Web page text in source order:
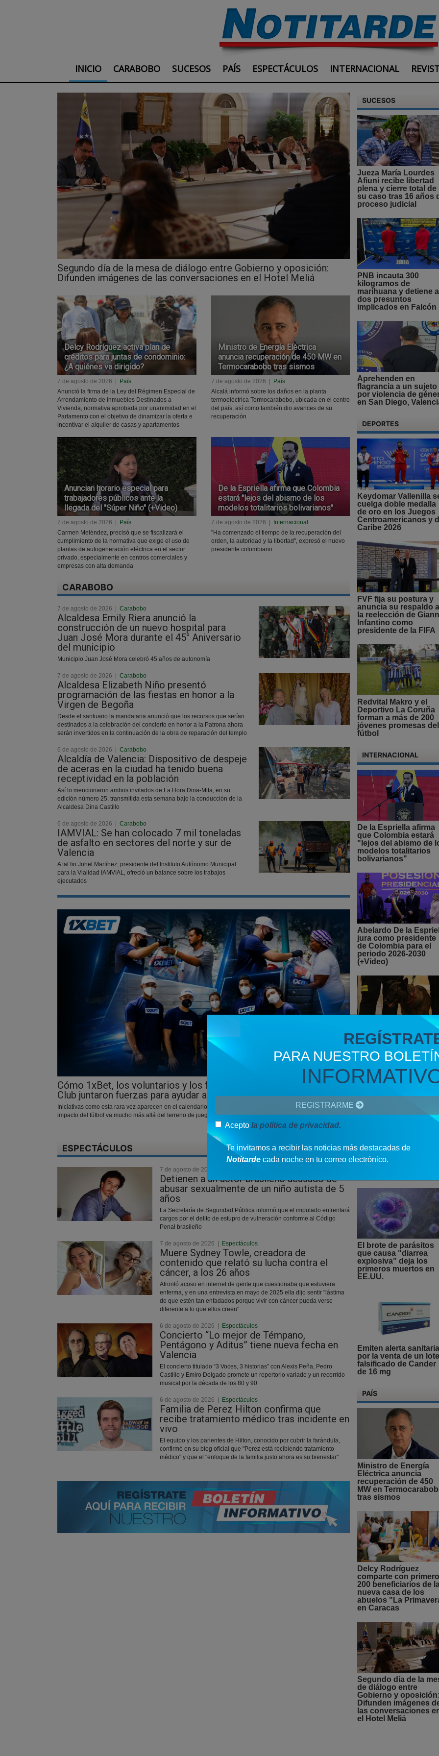
INICIO CARABOBO SUCESOS PAÍS ESPECTÁCULOS INTERNACIONAL
Segundo día de la mesa de diálogo entre Gobierno y oposición:
Difunden imágenes de las conversaciones en el Hotel Meliá
Delcy Rodríguez activa plan de
créditos para juntas de condominio:
¿A quiénes va dirigido?
7 de agosto de 2026 | País
Anunció la firma de la Ley del Régimen Especial de
Arrendamiento de Inmuebles Destinados a
Vivienda, normativa aprobada por unanimidad en el
Parlamento con el objetivo de dinamizar la oferta e
incentivar el alquiler de casas y apartamentos
Ministro de Energía Eléctrica
anuncia recuperación de 450 MW en
Termocarabobo tras sismos
7 de agosto de 2026 | País
Alcalá informó sobre los daños en la planta
termoeléctrica Termocarabobo, ubicada en el centro
del país, así como también dio avances de su
recuperación
Anuncian horario especial para
trabajadores públicos ante la
llegada del "Súper Niño" (+Video)
7 de agosto de 2026
País
Carmen Meléndez, precisó que se fiscalizará el
cumplimiento de la normativa que exige el uso de
plantas de autogeneración eléctrica en el sector
privado, especialmente en centros comerciales y
empresas con alta demanda
De la Espriella afirma que Colombia
estará "lejos del abismo de los
modelos totalitarios bolivarianos"
7 de agosto de 2026
Internacional
"Ha comenzado el tiempo de la recuperación del
orden, la autoridad y la libertad", expresó el nuevo
presidente colombiano
CARABOBO
7 de agosto de 2026 Carabobo
Alcaldesa Emily Riera anunció la
construcción de un nuevo hospital para
Juan José Mora durante el 45° Aniversario
del municipio
Municipio Juan José Mora celebró 45 años de autonomía
7 de agosto de 2026 Carabobo
Alcaldesa Elizabeth Niño presentó
programación de las fiestas en honor a la
Virgen de Begoña
Desde el santuario la mandataria anunció que los recursos que serían
destinados a la celebración del concierto en honor a la Patrona ahora
serán invertidos en la continuación de la obra de reparación del templo
6 de agosto de 2026 Carabobo
Alcaldía de Valencia: Dispositivo de despeje
de aceras en la ciudad ha tenido buena
receptividad en la población
Así lo mencionaron ambos invitados de La Hora Dina-Mita, en su
edición número 25, transmitida esta semana bajo la conducción de la
Alcaldesa Dina Castillo
6 de agosto de 2026 Carabobo
IAMVIAL: Se han colocado 7 mil toneladas
de asfalto en sectores del norte y sur de
Valencia
A tal fin Johel Martínez, presidente del Instituto Autónomo Municipal
para la Vialidad IAMVIAL, ofreció un balance sobre los trabajos
ejecutados
Cómo 1xBet, los voluntarios y los futbolistas del Caracas Fútbol
Club juntaron fuerzas para ayudar a las familias de Venezuela
Iniciativas como esta rara vez aparecen en el calendario deportivo, pero son un claro recordatorio de que el
impacto del fútbol va mucho más allá del terreno de juego
ESPECTÁCULOS
7 de agosto de 2026
Detienen a un actor brasileño acusado de
abusar sexualmente de un niño autista de 5
años
La Secretaría de Seguridad Pública informó que el imputado enfrentará
cargos por el delito de estupro de vulneración conforme al Código
Penal brasileño
7 de agosto de 2026 | Espectáculos
Muere Sydney Towle, creadora de
contenido que relató su lucha contra el
cáncer, a los 26 años
Afrontó acoso en internet de gente que cuestionaba que estuviera
enferma, y en una entrevista en mayo de 2025 ella dijo sentir "lástima
de que estén tan enfadados porque vivir con cáncer pueda verse
diferente a lo que ellos creen"
6 de agosto de 2026 | Espectáculos
Concierto “Lo mejor de Témpano,
Pentágono y Aditus” tiene nueva fecha en
Valencia
El concierto titulado “3 Voces, 3 historias” con Alexis Peña, Pedro
Castillo y Emiro Delgado promete un repertorio variado y un recorrido
musical por la década de los 80 y 90
6 de agosto de 2026 | Espectáculos
Familia de Perez Hilton confirma que
recibe tratamiento médico tras incidente en
vivo
El equipo y los parientes de Hilton, conocido por cubrir la farándula,
confirmó en su blog oficial que "Perez está recibiendo tratamiento
médico" y que el "enfoque de la familia justo ahora es su bienestar"
SUCESOS
Jueza María Lourdes
Afiuni recibe libertad
plena y cierre total de
su caso tras 16 años
proceso judicial
PNB incauta 300
kilogramos de
marihuana y detiene a
dos presuntos
implicados en Falcón
Aprehenden en
flagrancia a un sujeto
por violencia de
en San Diego,
DEPORTES
Keydomar Vallenilla
cuelga doble medalla
de oro en los Juegos
Centroamericanos y
Caribe 2026
FVF fija su postura y
anuncia su respaldo a
la reelección de
Infantino como
presidente de la FIFA
Redvital Makro y el
Deportivo La Coruña
forman a más de 200
jóvenes promesas del
fútbol
INTERNACIONAL
De la Espriella afirma
que Colombia estará
"lejos del abismo de
modelos totalitarios
bolivarianos"
Abelardo De la
jura como presidente
de Colombia para el
periodo 2026-2030
(+Video)
Murió Luka, la perrita
rescate española que
buscó víctimas tras
terremotos en
SALUD
HOPE habilita
El brote de parásitos
que causa "diarrea
explosiva" deja los
primeros muertos en
EE.UU.
Emiten alerta sanitaria
por la venta de un lote
falsificado de Cander
de 16 mg
PAÍS
Ministro de Energía
Eléctrica anuncia
recuperación de 450
MW en
tras sismos
Delcy Rodríguez
comparte con
200 beneficiarios de
nueva casa de los
abuelos "La
en Caracas
Segundo día de la
de diálogo entre
Gobierno y
Difunden imágenes
las conversaciones
el Hotel Meliá
PARA NUESTRO
REGISTRARME
Acepto la política de privacidad.
Te invitamos a recibir las noticias más destacadas de
Notitarde cada noche en tu correo electrónico.